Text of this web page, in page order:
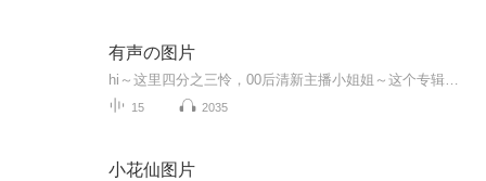
有声の图片
15 2035
小花仙图片